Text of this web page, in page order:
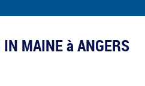
MAINE à ANGERS